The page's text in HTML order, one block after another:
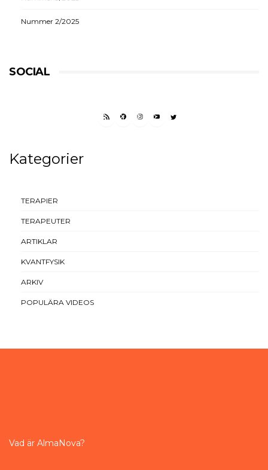
Nummer 2/2025
SOCIAL
RSS FEEDFACEBOOK
INSTAGRAM
YOUTUBETWITTER
Kategorier
TERAPIER
TERAPEUTER
ARTIKLAR
KVANTFYSIK
ARKIV
POPULÄRA VIDEOS
Vad är AlmaNova?